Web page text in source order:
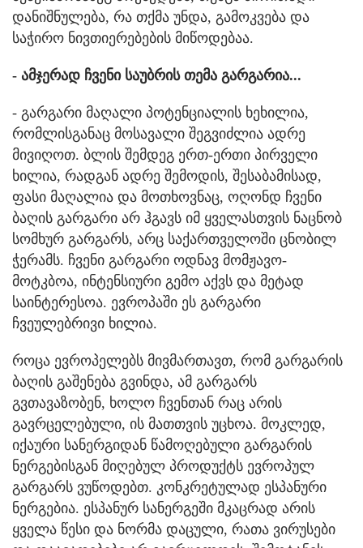
დანიშნულება, რა თქმა უნდა, გამოკვება და
საჭირო ნივთიერებების მიწოდებაა.
- ამჯერად ჩვენი საუბრის თემა გარგარია...
- გარგარი მაღალი პოტენციალის ხეხილია,
რომლისგანაც მოსავალი შეგვიძლია ადრე
მივიღოთ. ბლის შემდეგ ერთ-ერთი პირველი
ხილია, რადგან ადრე შემოდის, შესაბამისად,
ფასი მაღალია და მოთხოვნაც, ოღონდ ჩვენი
ბაღის გარგარი არ ჰგავს იმ ყველასთვის ნაცნობ
სომხურ გარგარს, არც საქართველოში ცნობილ
ჭერამს. ჩვენი გარგარი ოდნავ მომჟავო-
მოტკბოა, ინტენსიური გემო აქვს და მეტად
საინტერესოა. ევროპაში ეს გარგარი
ჩვეულებრივი ხილია.
როცა ევროპელებს მივმართავთ, რომ გარგარის
ბაღის გაშენება გვინდა, ამ გარგარს
გვთავაზობენ, ხოლო ჩვენთან რაც არის
გავრცელებული, ის მათთვის უცხოა. მოკლედ,
იქაური სანერგიდან წამოღებული გარგარის
ნერგებისგან მიღებულ პროდუქტს ევროპულ
გარგარს ვუწოდებთ. კონკრეტულად ესპანური
ნერგებია. ესპანურ სანერგეში მკაცრად არის
ყველა წესი და ნორმა დაცული, რათა ვირუსები